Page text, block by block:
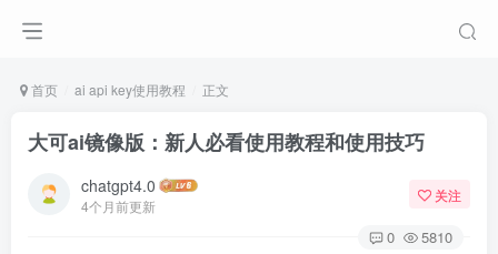
首页 ai api key使用教程 正文
大可ai镜像版：新人必看使用教程和使用技巧
chatgpt4.0
4个月前更新
关注
0 5810